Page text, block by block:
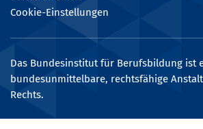
Cookie-Einstellungen
Das Bundesinstitut für Berufsbildung ist
bundesunmittelbare, rechtsfähige
Rechts.